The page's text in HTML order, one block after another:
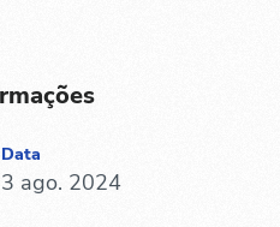
Data
3 ago. 2024